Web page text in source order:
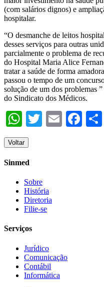
(com salários dignos) e
hospitalar.
“O desmanche de leitos
desses serviços para outras
parcialmente o problema de
do Hospital Maria Alice
tratar a saúde de forma
passou o tempo de um
solução de um dos problemas
do Sindicato dos Médicos.
WhatsApp
TwitterEmail
Voltar
Sinmed
Sobre
História
Diretoria
Filie-se
Serviços
Jurídico
Comunicação
Contábil
Informática